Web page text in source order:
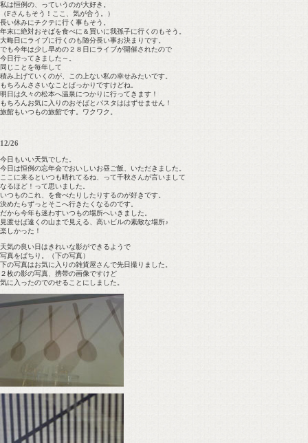
私は恒例の、っていうのが大好き。
（Fさんもそう！ここ、気が合う。）
長い休みにチクテに行く事もそう。
年末に絶対おそばを食べに＆買いに我孫子に行くのもそう。
大晦日にライブに行くのも随分長い事お決まりです。
でも今年は少し早めの２８日にライブが開催されたので
今日行ってきました～。
同じことを毎年して
積み上げていくのが、この上ない私の幸せみたいです。
もちろんささいなことばっかりですけどね。
明日は久々の松本へ温泉につかりに行ってきます！
もちろんお気に入りのおそばとパスタははずせません！
旅館もいつもの旅館です。ワクワク。
12/26
今日もいい天気でした。
今日は恒例の忘年会でおいしいお昼ご飯、いただきました。
ここに来るといつも晴れてるね、って千秋さんが言いまして
なるほど！って思いました。
いつものこれ、を食べたりしたりするのが好きです。
決めたらずっとそこへ行きたくなるのです。
だから今年も迷わすいつもの場所へいきました。
見渡せば遠くの山まで見える、高いビルの素敵な場所♪
楽しかった！
天気の良い日はきれいな影ができるようで
写真をぱちり。（下の写真）
下の写真はお気に入りの雑貨屋さんで先日撮りました。
２枚の影の写真、携帯の画像ですけど
気に入ったのでのせることにしました。